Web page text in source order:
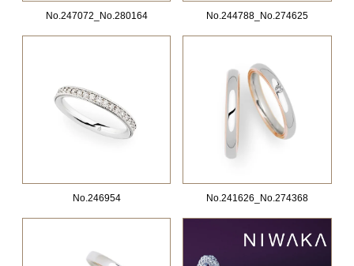
No.247072_No.280164 No.244788_No.274625
No.246954 No.241626_No.274368